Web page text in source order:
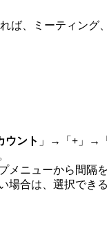
ば、ミーティング
ウント 」→「 + 」→「
メニューから間隔
合は、選択でき